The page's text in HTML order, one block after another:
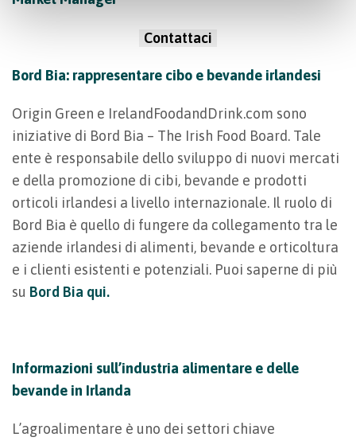
Contattaci
Bord Bia: rappresentare cibo e bevande irlandesi
Origin Green e IrelandFoodandDrink.com sono
iniziative di Bord Bia – The Irish Food Board. Tale
ente è responsabile dello sviluppo di nuovi mercati
e della promozione di cibi, bevande e prodotti
orticoli irlandesi a livello internazionale. Il ruolo di
Bord Bia è quello di fungere da collegamento tra le
aziende irlandesi di alimenti, bevande e orticoltura
e i clienti esistenti e potenziali. Puoi saperne di più
su Bord Bia qui.
Informazioni sull’industria alimentare e delle
bevande in Irlanda
L’agroalimentare è uno dei settori chiave